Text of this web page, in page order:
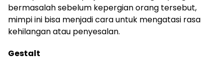
bermasalah sebelum kepergian orang tersebut,
mimpi ini bisa menjadi cara untuk mengatasi rasa
kehilangan atau penyesalan.
Gestalt